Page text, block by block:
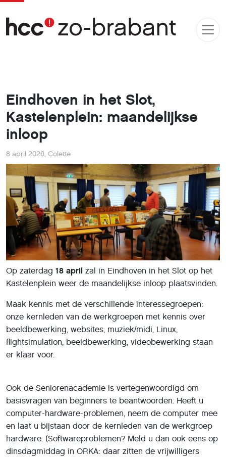
Eindhoven in het Slot,
Kastelenplein: maandelijkse
inloop
8 april 2026, Colette
Op zaterdag 18 april zal in Eindhoven in het Slot op het
Kastelenplein weer de maandelijkse inloop plaatsvinden.
Maak kennis met de verschillende interessegroepen:
onze kernleden van de werkgroepen met kennis over
beeldbewerking, websites, muziek/midi, Linux,
flightsimulation, beeldbewerking, videobewerking staan
er klaar voor.
Ook de Seniorenacademie is vertegenwoordigd om
basisvragen van beginners te beantwoorden. Heeft u
computer-hardware-problemen, neem de computer mee
en laat u bijstaan door de kernleden van de werkgroep
hardware. (Softwareproblemen? Meld u dan ook eens op
dinsdagmiddag in ORKA: daar zitten de vrijwilligers